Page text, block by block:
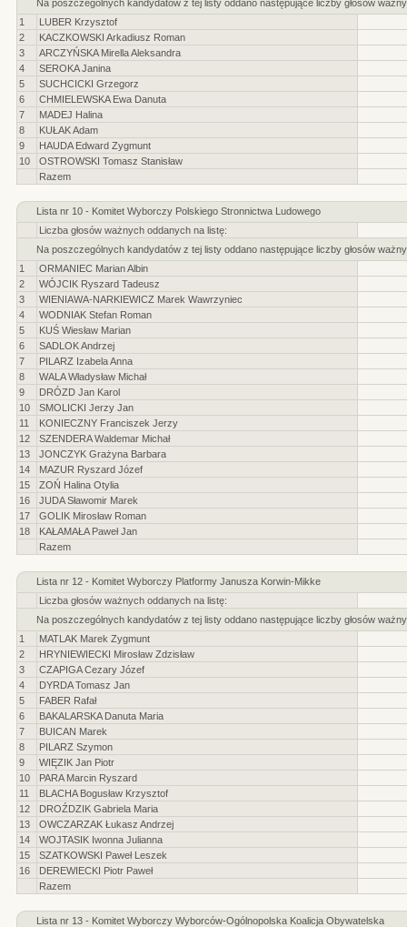
Na poszczególnych kandydatów z tej listy oddano następujące liczby głosów
1
LUBER Krzysztof
2
KACZKOWSKI Arkadiusz Roman
3
ARCZYŃSKA Mirella Aleksandra
4
SEROKA Janina
5
SUCHCICKI Grzegorz
6
CHMIELEWSKA Ewa Danuta
7
MADEJ Halina
8
KUŁAK Adam
9
HAUDA Edward Zygmunt
10
OSTROWSKI Tomasz Stanisław
Razem
Lista nr 10 - Komitet Wyborczy Polskiego Stronnictwa Ludowego
Liczba głosów ważnych oddanych na listę:
Na poszczególnych kandydatów z tej listy oddano następujące liczby głosów
1
ORMANIEC Marian Albin
2
WÓJCIK Ryszard Tadeusz
3
WIENIAWA-NARKIEWICZ Marek Wawrzyniec
4
WODNIAK Stefan Roman
5
KUŚ Wiesław Marian
6
SADLOK Andrzej
7
PILARZ Izabela Anna
8
WALA Władysław Michał
9
DRÓZD Jan Karol
10
SMOLICKI Jerzy Jan
11
KONIECZNY Franciszek Jerzy
12
SZENDERA Waldemar Michał
13
JONCZYK Grażyna Barbara
14
MAZUR Ryszard Józef
15
ZOŃ Halina Otylia
16
JUDA Sławomir Marek
17
GOLIK Mirosław Roman
18
KAŁAMAŁA Paweł Jan
Razem
Lista nr 12 - Komitet Wyborczy Platformy Janusza Korwin-Mikke
Liczba głosów ważnych oddanych na listę:
Na poszczególnych kandydatów z tej listy oddano następujące liczby głosów
1
MATLAK Marek Zygmunt
2
HRYNIEWIECKI Mirosław Zdzisław
3
CZAPIGA Cezary Józef
4
DYRDA Tomasz Jan
5
FABER Rafał
6
BAKALARSKA Danuta Maria
7
BUICAN Marek
8
PILARZ Szymon
9
WIĘZIK Jan Piotr
10
PARA Marcin Ryszard
11
BLACHA Bogusław Krzysztof
12
DROŹDZIK Gabriela Maria
13
OWCZARZAK Łukasz Andrzej
14
WOJTASIK Iwonna Julianna
15
SZATKOWSKI Paweł Leszek
16
DEREWIECKI Piotr Paweł
Razem
Lista nr 13 - Komitet Wyborczy Wyborców-Ogólnopolska Koalicja Obywatelska